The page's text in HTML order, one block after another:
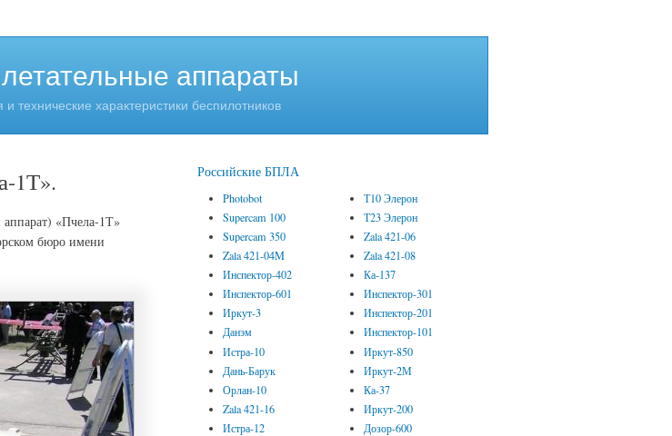
аппараты
характеристики беспилотников
1Т».
«Пчела-1Т»
бюро имени
Российские БПЛА
Photobot
Supercam 100
Supercam 350
Zala 421-04M
Инспектор-402
Инспектор-601
Иркут-3
Данэм
Истра-10
Дань-Барук
Орлан-10
Zala 421-16
Истра-12
Т10 Элерон
Т23 Элерон
Zala 421-06
Zala 421-08
Ка-137
Инспектор-301
Инспектор-201
Инспектор-101
Иркут-850
Иркут-2М
Ка-37
Иркут-200
Дозор-600